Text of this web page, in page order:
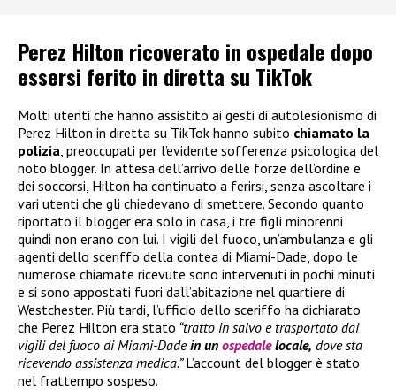
Perez Hilton ricoverato in ospedale dopo
essersi ferito in diretta su TikTok
Molti utenti che hanno assistito ai gesti di autolesionismo di
Perez Hilton in diretta su TikTok hanno subito chiamato la
polizia , preoccupati per l’evidente sofferenza psicologica del
noto blogger. In attesa dell’arrivo delle forze dell’ordine e
dei soccorsi, Hilton ha continuato a ferirsi, senza ascoltare i
vari utenti che gli chiedevano di smettere. Secondo quanto
riportato il blogger era solo in casa, i tre figli minorenni
quindi non erano con lui. I vigili del fuoco, un’ambulanza e gli
agenti dello sceriffo della contea di Miami-Dade, dopo le
numerose chiamate ricevute sono intervenuti in pochi minuti
e si sono appostati fuori dall’abitazione nel quartiere di
Westchester. Più tardi, l’ufficio dello sceriffo ha dichiarato
che Perez Hilton era stato “tratto in salvo e trasportato dai
vigili del fuoco di Miami-Dadein un ospedalelocale, dove sta
ricevendo assistenza medica.”L’account del blogger è stato
nel frattempo sospeso.